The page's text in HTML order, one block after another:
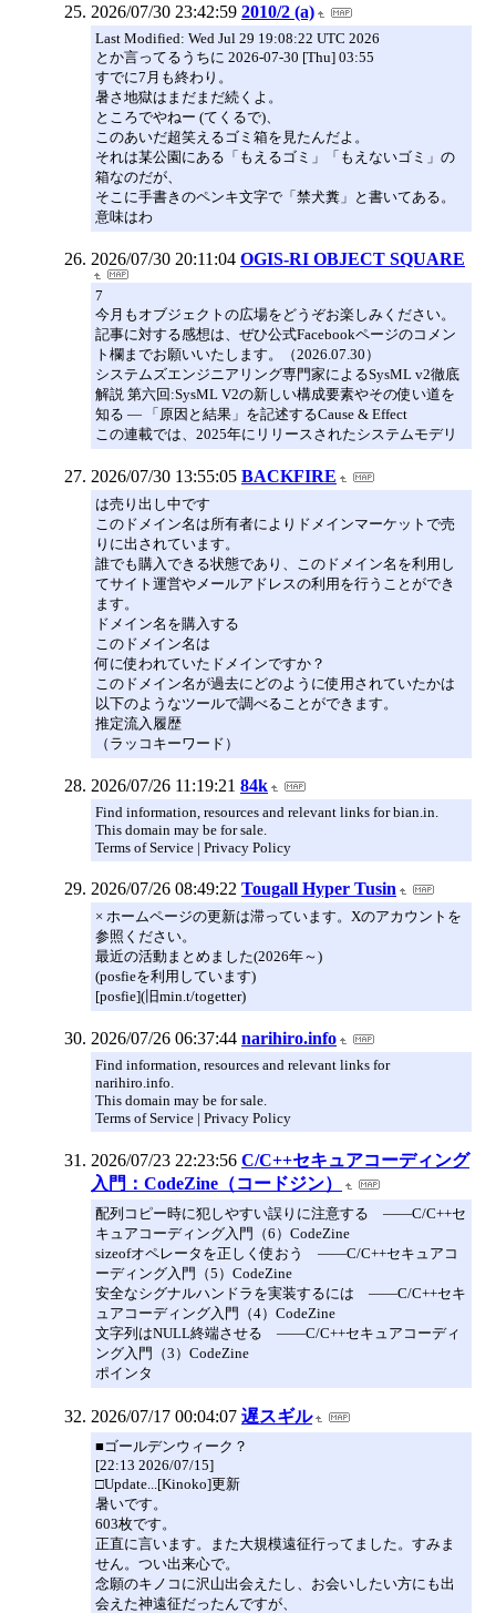
2026/07/30 23:42:59 2010/2 (a)
Last Modified: Wed Jul 29 19:08:22 UTC 2026
とか言ってるうちに 2026-07-30 [Thu] 03:55
すでに7月も終わり。
暑さ地獄はまだまだ続くよ。
ところでやねー (てくるで)、
このあいだ超笑えるゴミ箱を見たんだよ。
それは某公園にある「もえるゴミ」「もえないゴミ」の
箱なのだが、
そこに手書きのペンキ文字で「禁犬糞」と書いてある。
意味はわ
2026/07/30 20:11:04 OGIS-RI OBJECT SQUARE
7
今月もオブジェクトの広場をどうぞお楽しみください。
記事に対する感想は、ぜひ公式Facebookページのコメン
ト欄までお願いいたします。（2026.07.30）
システムズエンジニアリング専門家によるSysML v2徹底
解説 第六回:SysML V2の新しい構成要素やその使い道を
知る ― 「原因と結果」を記述するCause & Effect
この連載では、2025年にリリースされたシステムモデリ
2026/07/30 13:55:05 BACKFIRE
は売り出し中です
このドメイン名は所有者によりドメインマーケットで売
りに出されています。
誰でも購入できる状態であり、このドメイン名を利用し
てサイト運営やメールアドレスの利用を行うことができ
ます。
ドメイン名を購入する
このドメイン名は
何に使われていたドメインですか？
このドメイン名が過去にどのように使用されていたかは
以下のようなツールで調べることができます。
推定流入履歴
（ラッコキーワード）
2026/07/26 11:19:21 84k
Find information, resources and relevant links for bian.in.
This domain may be for sale.
Terms of Service | Privacy Policy
2026/07/26 08:49:22 Tougall Hyper Tusin
× ホームページの更新は滞っています。Xのアカウントを
参照ください。
最近の活動まとめました(2026年～)
(posfieを利用しています)
[posfie](旧min.t/togetter)
2026/07/26 06:37:44 narihiro.info
Find information, resources and relevant links for
narihiro.info.
This domain may be for sale.
Terms of Service | Privacy Policy
2026/07/23 22:23:56 C/C++セキュアコーディング
入門：CodeZine（コードジン）
配列コピー時に犯しやすい誤りに注意する ――C/C++セ
キュアコーディング入門（6）CodeZine
sizeofオペレータを正しく使おう ――C/C++セキュアコ
ーディング入門（5）CodeZine
安全なシグナルハンドラを実装するには ――C/C++セキ
ュアコーディング入門（4）CodeZine
文字列はNULL終端させる ――C/C++セキュアコーディ
ング入門（3）CodeZine
ポインタ
2026/07/17 00:04:07 遅スギル
■ゴールデンウィーク？
[22:13 2026/07/15]
□Update...[Kinoko]更新
暑いです。
603枚です。
正直に言います。また大規模遠征行ってました。すみま
せん。つい出来心で。
念願のキノコに沢山出会えたし、お会いしたい方にも出
会えた神遠征だったんですが、